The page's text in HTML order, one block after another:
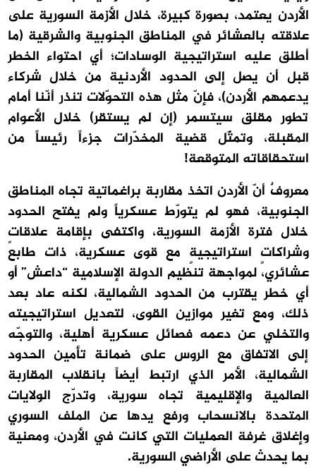
الأردن يعتمد، بصورة كبيرة، خلال الأزمة السورية على
علاقته بالعشائر في المناطق الجنوبية والشرقية (ما
أطلق عليه استراتيجية الوسادات؛ أي احتواء الخطر
قبل أن يصل إلى الحدود الأردنية من خلال شركاء
يدعمهم الأردن)، فإنّ مثل هذه التحوّلات تنذر أنّنا أمام
تطور مقلق سيتسمر (إن لم يستقر) خلال الأعوام
المقبلة، وتمثّل قضية المخدّرات جزءاً رئيساً من
استحقاقاته المتوقعة!
معروفٌ أنّ الأردن اتخذ مقاربة براغماتية تجاه المناطق
الجنوبية، فهو لم يتورّط عسكرياً ولم يفتح الحدود
خلال فترة الأزمة السورية، واكتفى بإقامة علاقاتٍ
وشراكاتٍ استراتيجيةٍ مع قوى عسكرية، ذات طابع
عشائري، لمواجهة تنظيم الدولة الإسلامية “داعش” أو
أي خطر يقترب من الحدود الشمالية، لكنه عاد بعد
ذلك، ومع تغير موازين القوى، لتعديل استراتيجيته
والتخلي عن دعمه فصائل عسكرية أهلية، والتوجّه
إلى الاتفاق مع الروس على ضمانة تأمين الحدود
الشمالية، الأمر الذي ارتبط أيضاً بانقلاب المقاربة
العالمية والإقليمية تجاه سورية، وتدرّج الولايات
المتحدة بالانسحاب ورفع يدها عن الملف السوري
وإغلاق غرفة العمليات التي كانت في الأردن، ومعنية
بما يحدث على الأراضي السورية.